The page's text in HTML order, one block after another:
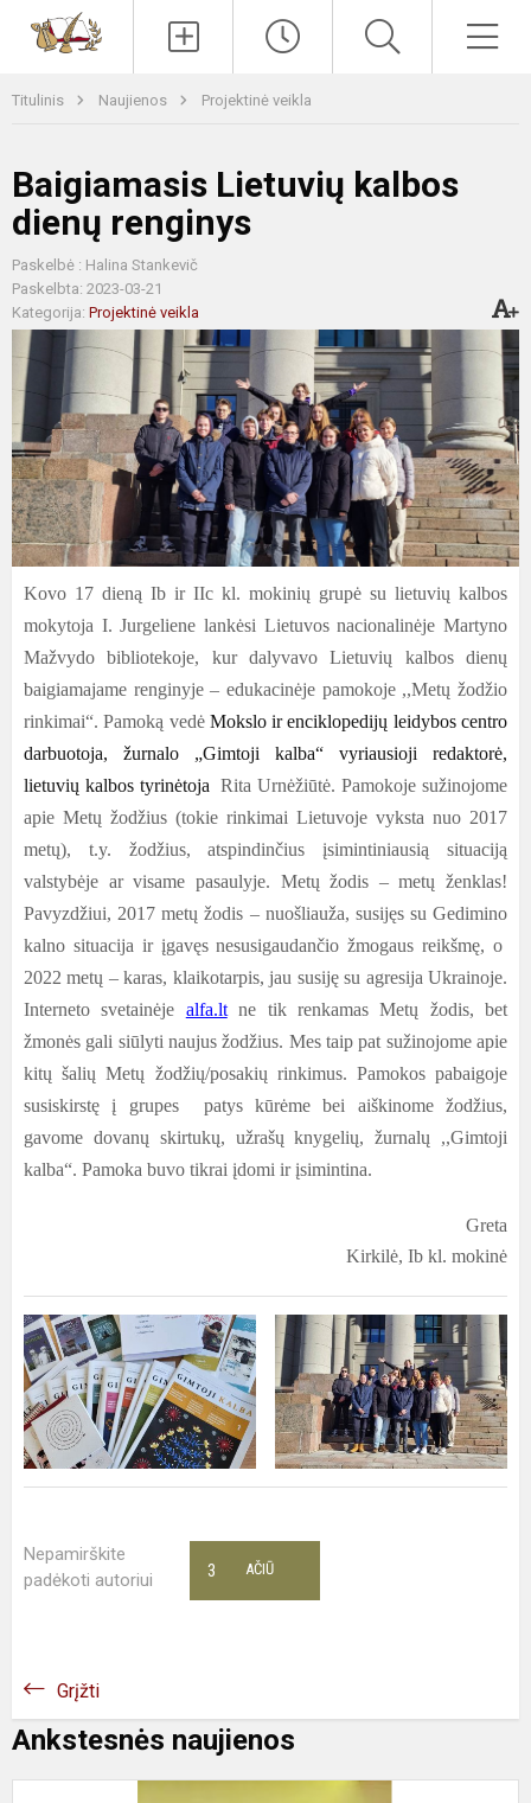
Titulinis Naujienos Projektinė veikla
Baigiamasis Lietuvių kalbos
dienų renginys
Paskelbė : Halina Stankevič
Paskelbta: 2023-03-21
Kategorija: Projektinė veikla
Kovo 17 dieną Ib ir IIc kl. mokinių grupė su lietuvių kalbos
mokytoja I. Jurgeliene lankėsi Lietuvos nacionalinėje Martyno
Mažvydo bibliotekoje, kur dalyvavo Lietuvių kalbos dienų
baigiamajame renginyje – edukacinėje pamokoje ,,Metų žodžio
rinkimai“. Pamoką vedėMokslo ir enciklopedijų leidybos centro
darbuotoja, žurnalo „Gimtoji kalba“ vyriausioji redaktorė,
lietuvių kalbos tyrinėtoja Rita Urnėžiūtė. Pamokoje sužinojome
apie Metų žodžius (tokie rinkimai Lietuvoje vyksta nuo 2017
metų), t.y. žodžius, atspindinčius įsimintiniausią situaciją
valstybėje ar visame pasaulyje. Metų žodis – metų ženklas!
Pavyzdžiui, 2017 metų žodis – nuošliauža, susijęs su Gedimino
kalno situacija ir įgavęs nesusigaudančio žmogaus reikšmę, o
2022 metų – karas, klaikotarpis, jau susiję su agresija Ukrainoje.
Interneto svetainėje alfa.ltne tik renkamas Metų žodis, bet
žmonės gali siūlyti naujus žodžius. Mes taip pat sužinojome apie
kitų šalių Metų žodžių/posakių rinkimus. Pamokos pabaigoje
susiskirstę į grupes patys kūrėme bei aiškinome žodžius,
gavome dovanų skirtukų, užrašų knygelių, žurnalų ,,Gimtoji
kalba“. Pamoka buvo tikrai įdomi ir įsimintina.
Greta
Kirkilė, Ib kl. mokinė
Nepamirškite
padėkoti autoriui
AČIŪ
3
Grįžti
Ankstesnės naujienos